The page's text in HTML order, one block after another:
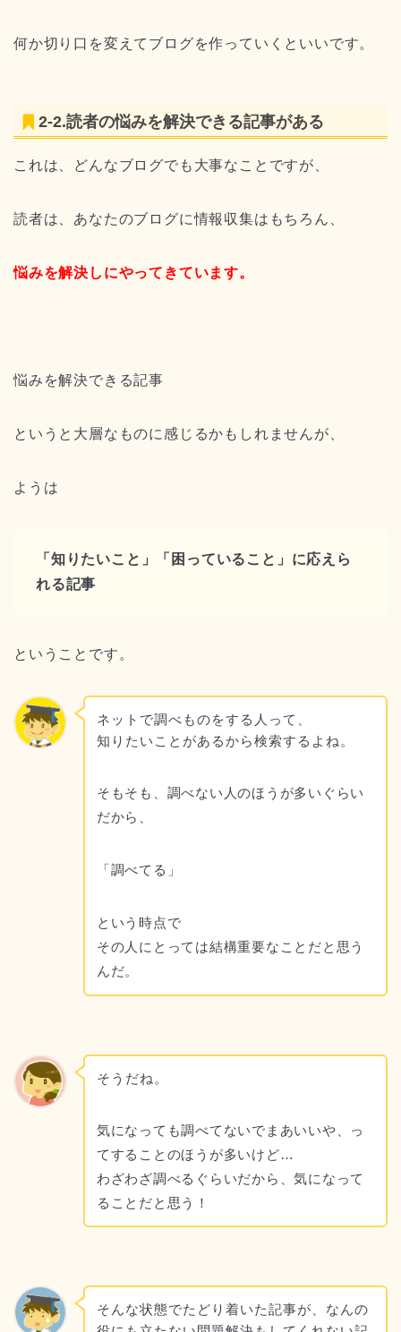
何か切り口を変えてブログを作っていくといいです。
2-2.読者の悩みを解決できる記事がある
これは、どんなブログでも大事なことですが、
読者は、あなたのブログに情報収集はもちろん、
悩みを解決しにやってきています。
悩みを解決できる記事
というと大層なものに感じるかもしれませんが、
ようは
「知りたいこと」「困っていること」に応えら
れる記事
ということです。
ネットで調べものをする人って、
知りたいことがあるから検索するよね。
そもそも、調べない人のほうが多いぐらい
だから、
「調べてる」
という時点で
その人にとっては結構重要なことだと思う
んだ。
そうだね。
気になっても調べてないでまあいいや、っ
てすることのほうが多いけど…
わざわざ調べるぐらいだから、気になって
ることだと思う！
そんな状態でたどり着いた記事が、なんの